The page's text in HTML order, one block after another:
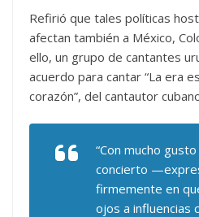
Refirió que tales políticas
afectan también a México,
ello, un grupo de cantantes
acuerdo para cantar “La era
corazón”, del cantautor
“Con mucho
concierto
firmemente en
ojos a influencias